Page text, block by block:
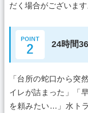
だく場合がございます
24時間
「台所の蛇口から突
イレが詰まった」「
を頼みたい…」水ト